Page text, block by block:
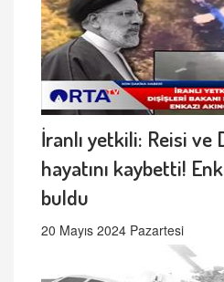
İranlı yetkili: Reisi ve
hayatını kaybetti!
buldu
20 Mayıs 2024 Pazartesi